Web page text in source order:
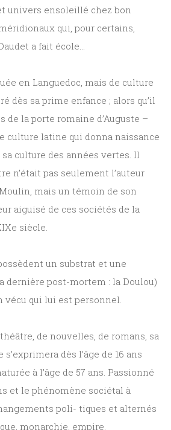
univers ensoleillé chez bon
qui, pour certains,
a fait école…
en Languedoc, mais de culture
dès sa prime enfance ; alors qu’il
de la porte romaine d’Auguste –
culture latine qui donna naissance
culture des années vertes. Il
n’était pas seulement l’auteur
mais un témoin de son
aiguisé de ces sociétés de la
siècle.
un substrat et une
dernière post-mortem : la Doulou)
qui lui est personnel.
de nouvelles, de romans, sa
dès l’âge de 16 ans
à l’âge de 57 ans. Passionné
et le phénomène sociétal à
poli- tiques et alternés
monarchie, empire.